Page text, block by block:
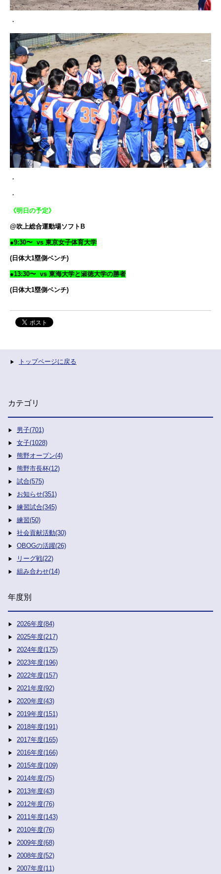
・
・
・
《明日の予定》
@吹上総合運動場ソフトB
●9:30〜 vs 東京女子体育大学
(日体大1塁側ベンチ)
●13:30〜 vs 東海大学と淑徳大学の勝者
(日体大1塁側ベンチ)
トップページに戻る
カテゴリ
男子(701)
女子(1028)
熊野オープン(4)
熊野市長杯(12)
試合(575)
お知らせ(351)
練習試合(345)
練習(50)
社会貢献活動(30)
OBOGの活躍(26)
リーグ戦(22)
組み合わせ(14)
年度別
2026年度(84)
2025年度(217)
2024年度(175)
2023年度(196)
2022年度(157)
2021年度(92)
2020年度(43)
2019年度(151)
2018年度(191)
2017年度(165)
2016年度(166)
2015年度(109)
2014年度(75)
2013年度(43)
2012年度(76)
2011年度(143)
2010年度(76)
2009年度(68)
2008年度(52)
2007年度(11)